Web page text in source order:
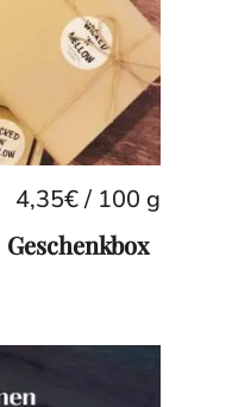
4,35€/ 100 g